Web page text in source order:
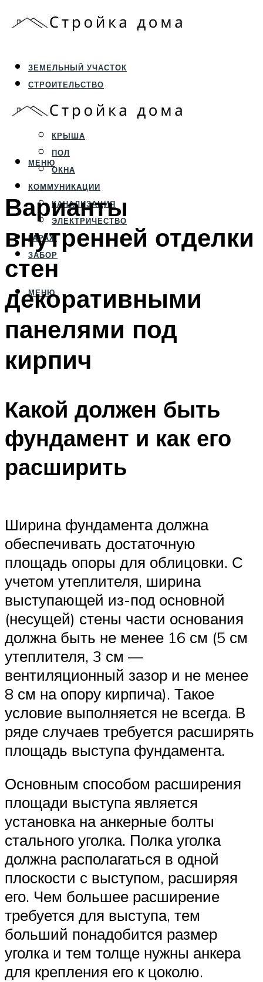
ЗЕМЕЛЬНЫЙ УЧАСТОК
СТРОИТЕЛЬСТВО
ФУНДАМЕНТ И ЦОКОЛЬ
ПЕРЕКРЫТИЯ И СТЕНЫ
КРЫША
ПОЛ
ОКНА
КОММУНИКАЦИИ
КАНАЛИЗАЦИЯ
ЭЛЕКТРИЧЕСТВО
ГАРАЖ
ЗАБОР
МЕНЮ
МЕНЮ
Варианты
внутренней отделки
стен
декоративными
панелями под
кирпич
Какой должен быть
фундамент и как его
расширить
Ширина фундамента должна
обеспечивать достаточную
площадь опоры для облицовки. С
учетом утеплителя, ширина
выступающей из-под основной
(несущей) стены части основания
должна быть не менее 16 см (5 см
утеплителя, 3 см —
вентиляционный зазор и не менее
8 см на опору кирпича). Такое
условие выполняется не всегда. В
ряде случаев требуется расширять
площадь выступа фундамента.
Основным способом расширения
площади выступа является
установка на анкерные болты
стального уголка. Полка уголка
должна располагаться в одной
плоскости с выступом, расширяя
его. Чем большее расширение
требуется для выступа, тем
больший понадобится размер
уголка и тем толще нужны анкера
для крепления его к цоколю.